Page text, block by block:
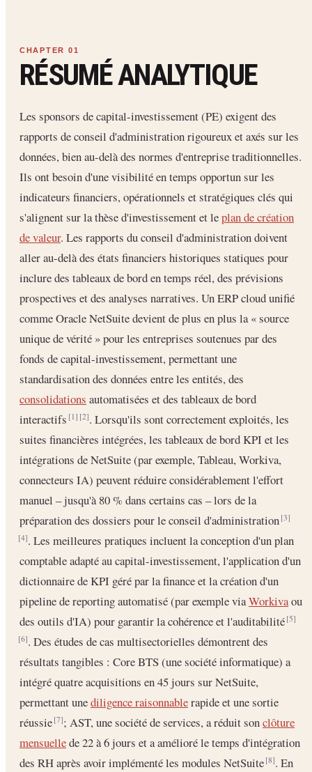
RÉSUMÉ ANALYTIQUE
Les sponsors de capital-investissement (PE) exigent des
rapports de conseil d'administration rigoureux et axés sur les
données, bien au-delà des normes d'entreprise traditionnelles.
Ils ont besoin d'une visibilité en temps opportun sur les
indicateurs financiers, opérationnels et stratégiques clés qui
s'alignent sur la thèse d'investissement et leplan de création
de valeur. Les rapports du conseil d'administration doivent
aller au-delà des états financiers historiques statiques pour
inclure des tableaux de bord en temps réel, des prévisions
prospectives et des analyses narratives. Un ERP cloud unifié
comme Oracle NetSuite devient de plus en plus la « source
unique de vérité » pour les entreprises soutenues par des
fonds de capital-investissement, permettant une
standardisation des données entre les entités, des
consolidations automatisées et des tableaux de bord
interactifs[1] [2]. Lorsqu'ils sont correctement exploités, les
suites financières intégrées, les tableaux de bord KPI et les
intégrations de NetSuite (par exemple, Tableau, Workiva,
connecteurs IA) peuvent réduire considérablement l'effort
manuel – jusqu'à 80 % dans certains cas – lors de la
préparation des dossiers pour le conseil d'administration[3]
[4]. Les meilleures pratiques incluent la conception d'un plan
comptable adapté au capital-investissement, l'application d'un
dictionnaire de KPI géré par la finance et la création d'un
pipeline de reporting automatisé (par exemple viaWorkivaou
des outils d'IA) pour garantir la cohérence et l'auditabilité[5]
[6]. Des études de cas multisectorielles démontrent des
résultats tangibles : Core BTS (une société informatique) a
intégré quatre acquisitions en 45 jours sur NetSuite,
permettant unediligence raisonnablerapide et une sortie
réussie[7]; AST, une société de services, a réduit sonclôture
mensuellede 22 à 6 jours et a amélioré le temps d'intégration
des RH après avoir implémenté les modules NetSuite[8]. En